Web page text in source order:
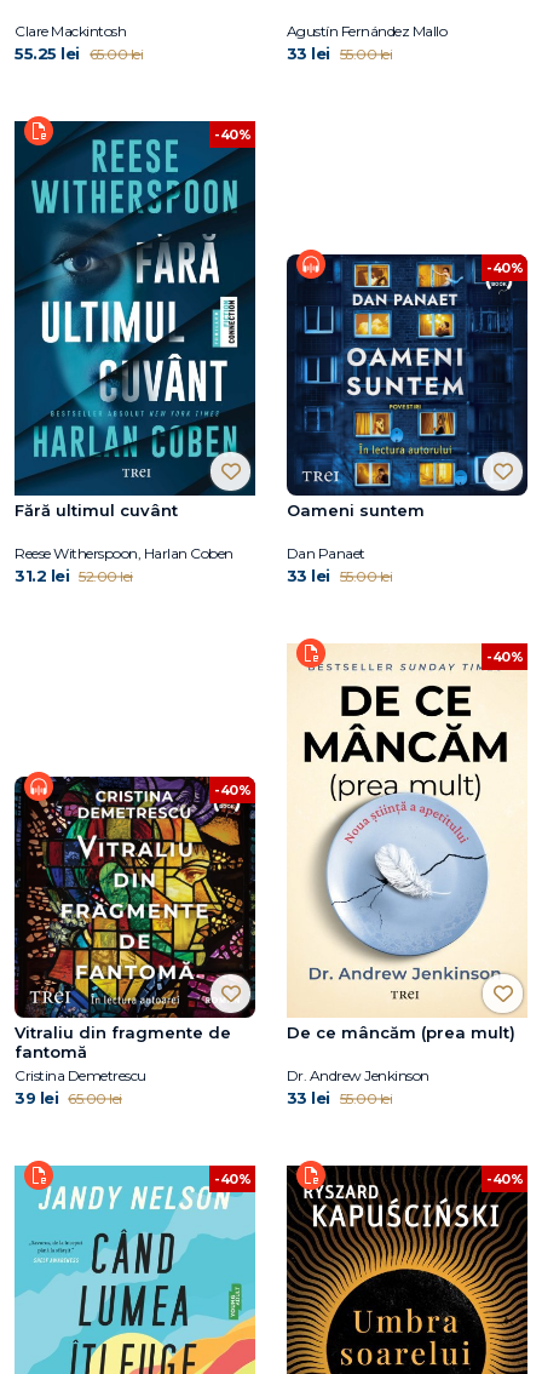
Clare Mackintosh
55.25 lei 65.00 lei
Agustín Fernández Mallo
33 lei 55.00 lei
-40%
Fără ultimul cuvânt
Reese Witherspoon, Harlan Coben
31.2 lei 52.00 lei
-40%
Oameni suntem
Dan Panaet
33 lei 55.00 lei
-40%
Vitraliu din fragmente de
fantomă
Cristina Demetrescu
39 lei 65.00 lei
-40%
De ce mâncăm (prea mult)
Dr. Andrew Jenkinson
33 lei 55.00 lei
-40% -40%